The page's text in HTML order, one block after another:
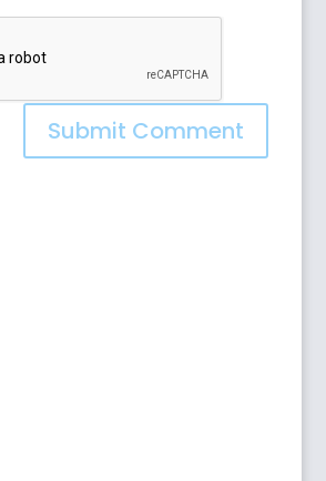
Submit Comment